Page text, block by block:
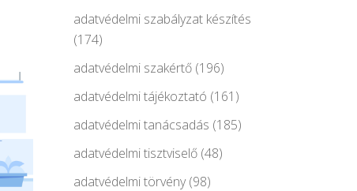
adatvédelmi szabályzat készítés
(174)
adatvédelmi szakértő(196)
adatvédelmi tájékoztató (161)
adatvédelmi tanácsadás (185)
adatvédelmi tisztviselő(48)
adatvédelmi törvény(98)